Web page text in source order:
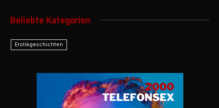
Beliebte Kategorien
Erotikgeschichten